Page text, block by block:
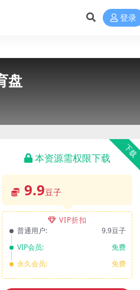
登录
盘
下载
本资源需权限下载
9.9豆子
VIP折扣
普通用户:
9.9豆子
VIP会员:
免费
永久会员:
免费